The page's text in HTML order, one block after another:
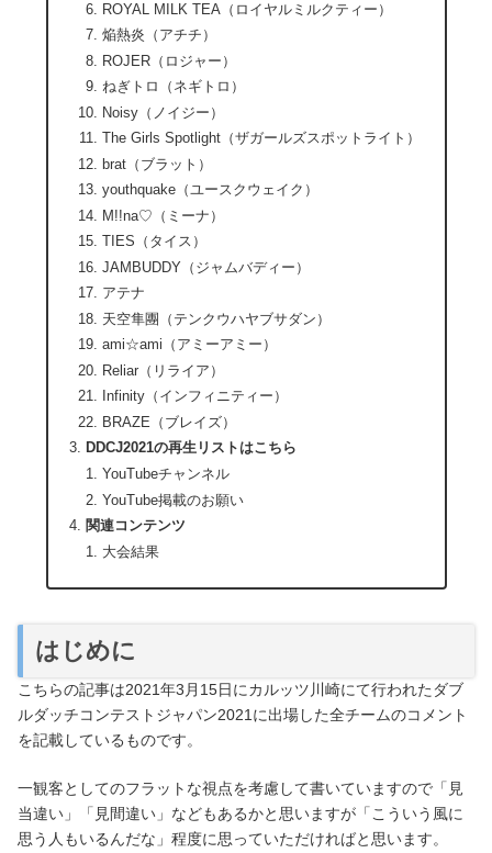
ROYAL MILK TEA（ロイヤルミルクティー）
焔熱炎（アチチ）
ROJER（ロジャー）
ねぎトロ（ネギトロ）
Noisy（ノイジー）
The Girls Spotlight（ザガールズスポットライト）
brat（ブラット）
youthquake（ユースクウェイク）
M!!na♡（ミーナ）
TIES（タイス）
JAMBUDDY（ジャムバディー）
アテナ
天空隼團（テンクウハヤブサダン）
ami☆ami（アミーアミー）
Reliar（リライア）
Infinity（インフィニティー）
BRAZE（ブレイズ）
DDCJ2021の再生リストはこちら
YouTubeチャンネル
YouTube掲載のお願い
関連コンテンツ
大会結果
はじめに
こちらの記事は2021年3月15日にカルッツ川崎にて行われたダブ
ルダッチコンテストジャパン2021に出場した全チームのコメント
を記載しているものです。
一観客としてのフラットな視点を考慮して書いていますので「見
当違い」「見間違い」などもあるかと思いますが「こういう風に
思う人もいるんだな」程度に思っていただければと思います。